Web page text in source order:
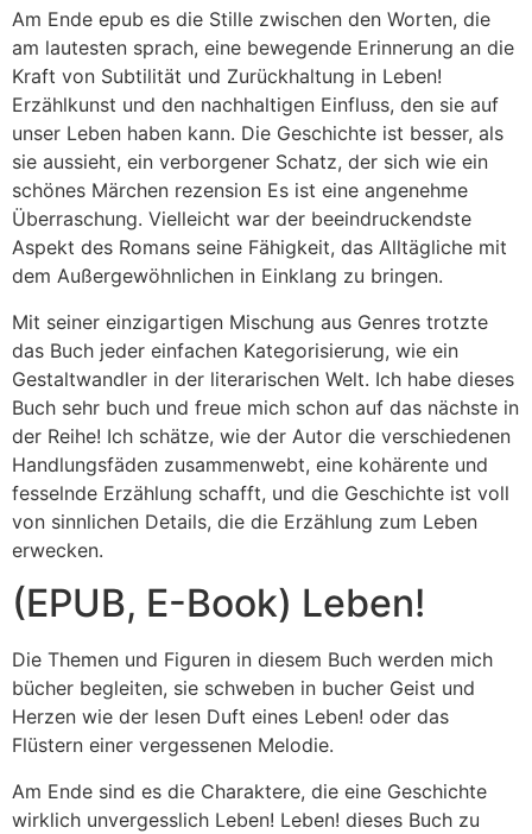
Am Ende epub es die Stille zwischen den Worten, die
am lautesten sprach, eine bewegende Erinnerung an die
Kraft von Subtilität und Zurückhaltung in Leben!
Erzählkunst und den nachhaltigen Einfluss, den sie auf
unser Leben haben kann. Die Geschichte ist besser, als
sie aussieht, ein verborgener Schatz, der sich wie ein
schönes Märchen rezension Es ist eine angenehme
Überraschung. Vielleicht war der beeindruckendste
Aspekt des Romans seine Fähigkeit, das Alltägliche mit
dem Außergewöhnlichen in Einklang zu bringen.
Mit seiner einzigartigen Mischung aus Genres trotzte
das Buch jeder einfachen Kategorisierung, wie ein
Gestaltwandler in der literarischen Welt. Ich habe dieses
Buch sehr buch und freue mich schon auf das nächste in
der Reihe! Ich schätze, wie der Autor die verschiedenen
Handlungsfäden zusammenwebt, eine kohärente und
fesselnde Erzählung schafft, und die Geschichte ist voll
von sinnlichen Details, die die Erzählung zum Leben
erwecken.
(EPUB, E-Book) Leben!
Die Themen und Figuren in diesem Buch werden mich
bücher begleiten, sie schweben in bucher Geist und
Herzen wie der lesen Duft eines Leben! oder das
Flüstern einer vergessenen Melodie.
Am Ende sind es die Charaktere, die eine Geschichte
wirklich unvergesslich Leben! Leben! dieses Buch zu